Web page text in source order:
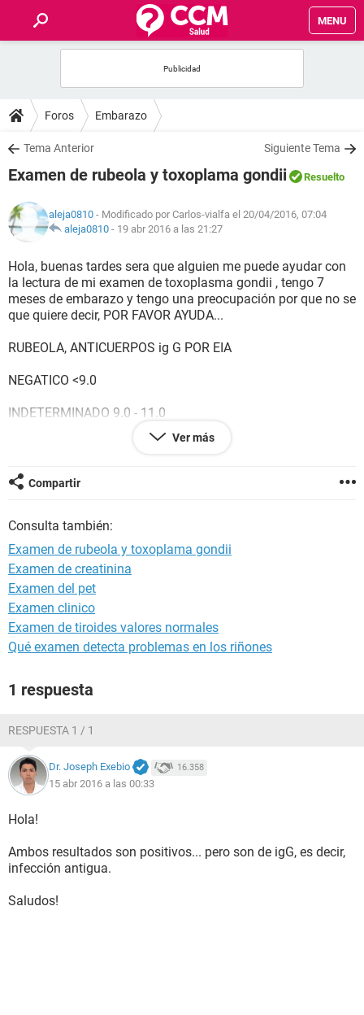
MENU
FOROS
SALUD
NUTRICIÓN
BIENESTAR
SEXUALIDAD
GLOSARIO
Foros Embarazo
Tema Anterior Siguiente Tema
Examen de rubeola y toxoplama gondii Resuelto
aleja0810 - Modificado por Carlos-vialfa el 20/04/2016, 07:04
aleja0810 - 19 abr 2016 a las 21:27
Hola, buenas tardes sera que alguien me puede ayudar con
la lectura de mi examen de toxoplasma gondii , tengo 7
meses de embarazo y tengo una preocupación por que no se
que quiere decir, POR FAVOR AYUDA...
RUBEOLA, ANTICUERPOS ig G POR EIA
NEGATICO <9.0
INDETERMINADO 9.0 - 11.0
RESULTADO FUE DE 14.21
NEGATIVO < 9.0
INDETERMIINADO : 9.0-11.0
POSITIVO >11.0
RESULTADO FUE 28. 50
Ver más
Compartir
Consulta también:
Examen de rubeola y toxoplama gondii
Examen de creatinina
Examen del pet
Examen clinico
Examen de tiroides valores normales
Qué examen detecta problemas en los riñones
1 respuesta
RESPUESTA 1 / 1
Dr. Joseph Exebio 16.358
15 abr 2016 a las 00:33
Hola!
Ambos resultados son positivos... pero son de igG, es decir,
infección antigua.
Saludos!